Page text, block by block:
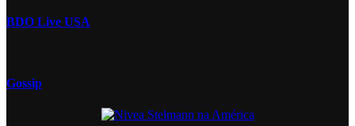
BDO Live USA
Gossip